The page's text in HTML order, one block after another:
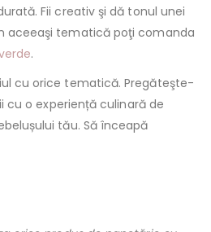
Fii creativ şi dă tonul unei
aceeaşi tematică poţi comanda
.
cu orice tematică. Pregăteşte-
o experiență culinară de
tău. Să înceapă